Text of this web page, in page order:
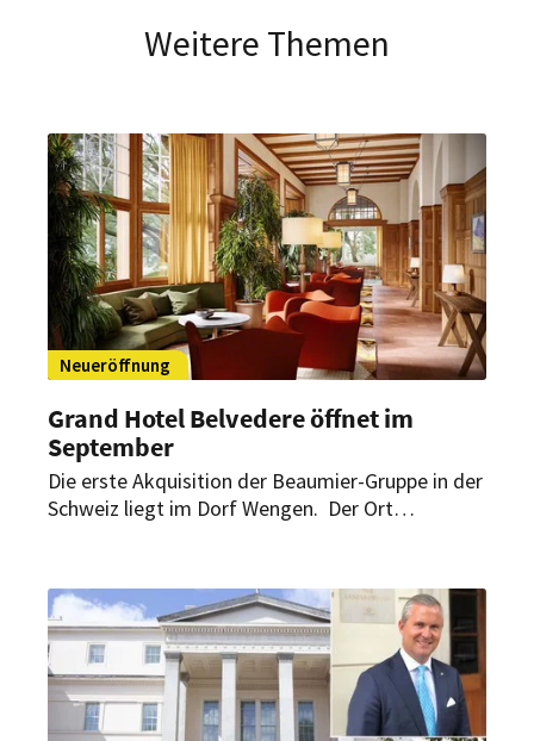
Weitere Themen
Neueröffnung
Grand Hotel Belvedere öffnet im
September
Die erste Akquisition der Beaumier-Gruppe in der
Schweiz liegt im Dorf Wengen. Der Ort
romantische Stunden. Derzeit wird das luxuriöse
Haus noch renoviert.